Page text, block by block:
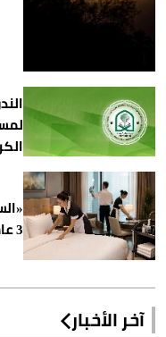
3 عاملين لكل غرفة فندقية
آخر الأخبار